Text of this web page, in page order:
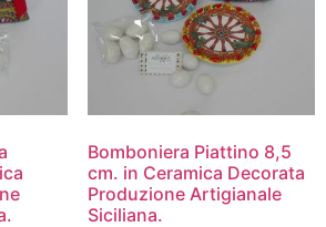
Bomboniera Piattino 8,5
cm. in Ceramica Decorata
Produzione Artigianale
Siciliana.